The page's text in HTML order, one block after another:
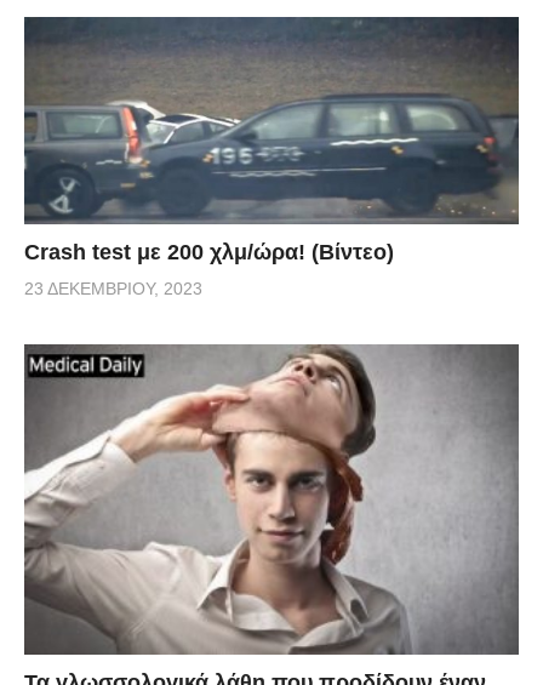
Crash test με 200 χλμ/ώρα! (Βίντεο)
23 ΔΕΚΕΜΒΡΊΟΥ, 2023